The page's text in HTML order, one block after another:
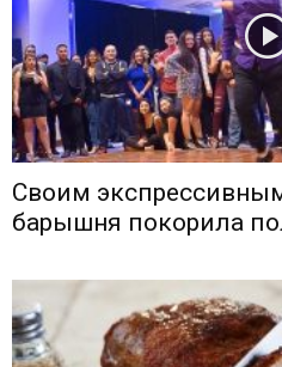
Своим
барышня покорила